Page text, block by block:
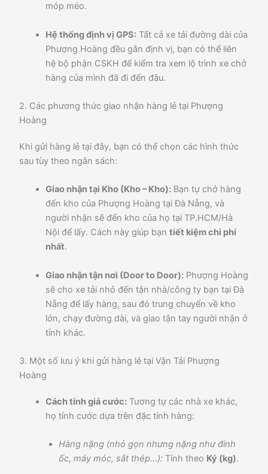
móp méo.
Hệ thống định vị GPS: Tất cả xe tải đường dài của
Phượng Hoàng đều gắn định vị, bạn có thể liên
hệ bộ phận CSKH để kiểm tra xem lộ trình xe chở
hàng của mình đã đi đến đâu.
2. Các phương thức giao nhận hàng lẻ tại Phượng
Hoàng
Khi gửi hàng lẻ tại đây, bạn có thể chọn các hình thức
sau tùy theo ngân sách:
Giao nhận tại Kho (Kho – Kho): Bạn tự chở hàng
đến kho của Phượng Hoàng tại Đà Nẵng, và
người nhận sẽ đến kho của họ tại TP.HCM/Hà
Nội để lấy. Cách này giúp bạntiết kiệm chi phí
nhất.
Giao nhận tận nơi (Door to Door): Phượng Hoàng
sẽ cho xe tải nhỏ đến tận nhà/công ty bạn tại Đà
Nẵng để lấy hàng, sau đó trung chuyển về kho
lớn, chạy đường dài, và giao tận tay người nhận ở
tỉnh khác.
3. Một số lưu ý khi gửi hàng lẻ tại Vận Tải Phượng
Hoàng
Cách tính giá cước: Tương tự các nhà xe khác,
họ tính cước dựa trên đặc tính hàng:
Hàng nặng (nhỏ gọn nhưng nặng như đinh
ốc, máy móc, sắt thép…): Tính theo Ký (kg).